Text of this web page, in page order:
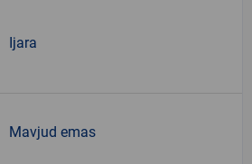
Ijara
Mavjud emas